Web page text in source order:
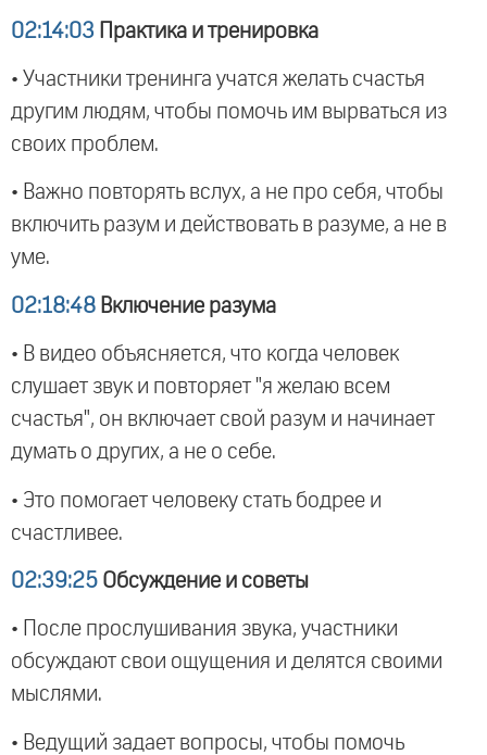
02:14:03 Практика и тренировка
• Участники тренинга учатся желать счастья
другим людям, чтобы помочь им вырваться из
своих проблем.
• Важно повторять вслух, а не про себя, чтобы
включить разум и действовать в разуме, а не в
уме.
02:18:48 Включение разума
• В видео объясняется, что когда человек
слушает звук и повторяет "я желаю всем
счастья", он включает свой разум и начинает
думать о других, а не о себе.
• Это помогает человеку стать бодрее и
счастливее.
02:39:25 Обсуждение и советы
• После прослушивания звука, участники
обсуждают свои ощущения и делятся своими
мыслями.
• Ведущий задает вопросы, чтобы помочь